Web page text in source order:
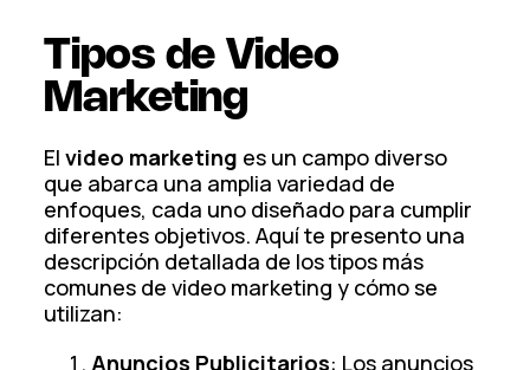
Tipos de Video
Marketing
Elvideo marketing es un campo diverso
que abarca una amplia variedad de
enfoques, cada uno diseñado para cumplir
diferentes objetivos. Aquí te presento una
descripción detallada de los tipos más
comunes de video marketing y cómo se
utilizan:
Anuncios Publicitarios: Los anuncios